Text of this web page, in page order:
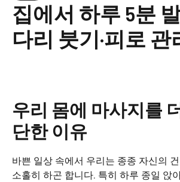
집에서 하루 5분
다리 붓기·피로 관
우리 몸에 마사지를
단한 이유
바쁜 일상 속에서 우리는 종종 자신의
소홀히 하곤 합니다. 특히 하루 종일 앉